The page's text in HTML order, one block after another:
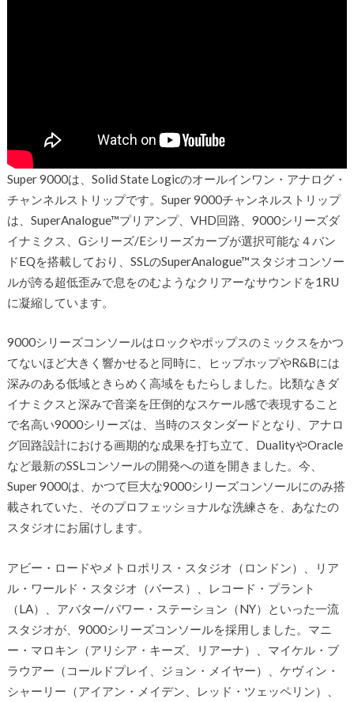
Super 9000は、Solid State Logicのオールインワン・アナログ・
チャンネルストリップです。Super 9000チャンネルストリップ
は、SuperAnalogue™プリアンプ、VHD回路、9000シリーズダ
イナミクス、Gシリーズ/Eシリーズカーブが選択可能な４バン
ドEQを搭載しており、SSLのSuperAnalogue™スタジオコンソー
ルが誇る超低歪みで息をのむようなクリアーなサウンドを1RU
に凝縮しています。
9000シリーズコンソールはロックやポップスのミックスをかつ
てないほど大きく響かせると同時に、ヒップホップやR&Bには
深みのある低域ときらめく高域をもたらしました。比類なきダ
イナミクスと深みで音楽を圧倒的なスケール感で表現すること
で名高い9000シリーズは、当時のスタンダードとなり、アナロ
グ回路設計における画期的な成果を打ち立て、DualityやOracle
など最新のSSLコンソールの開発への道を開きました。今、
Super 9000は、かつて巨大な9000シリーズコンソールにのみ搭
載されていた、そのプロフェッショナルな洗練さを、あなたの
スタジオにお届けします。
アビー・ロードやメトロポリス・スタジオ（ロンドン）、リア
ル・ワールド・スタジオ（バース）、レコード・プラント
（LA）、アバター/パワー・ステーション（NY）といった一流
スタジオが、9000シリーズコンソールを採用しました。マニ
ー・マロキン（アリシア・キーズ、リアーナ）、マイケル・ブ
ラウアー（コールドプレイ、ジョン・メイヤー）、ケヴィン・
シャーリー（アイアン・メイデン、レッド・ツェッペリン）、